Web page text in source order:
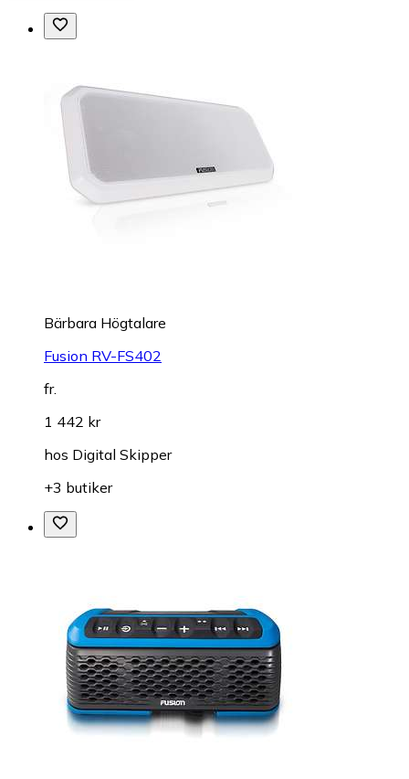
Bärbara Högtalare
Fusion RV-FS402
fr.
1 442 kr
hos Digital Skipper
+3 butiker